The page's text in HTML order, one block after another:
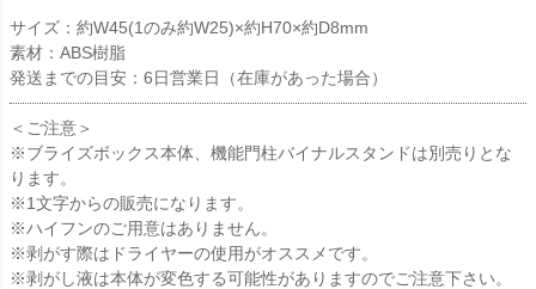
サイズ：約W45(1のみ約W25)×約H70×約D8mm
素材：ABS樹脂
発送までの目安：6日営業日（在庫があった場合）
＜ご注意＞
※ブライズボックス本体、機能門柱バイナルスタンドは別売りとな
ります。
※1文字からの販売になります。
※ハイフンのご用意はありません。
※剥がす際はドライヤーの使用がオススメです。
※剥がし液は本体が変色する可能性がありますのでご注意下さい。